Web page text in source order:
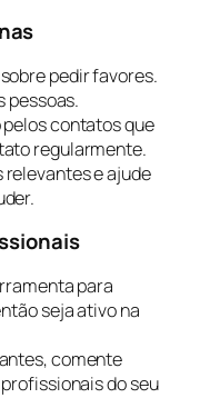
pedir favores.
pessoas.
contatos que
regularmente.
e ajude
para
seja ativo na
comente
do seu